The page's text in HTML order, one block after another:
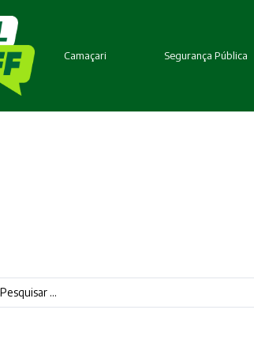
Camaçari Segurança Pública